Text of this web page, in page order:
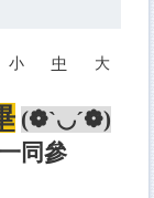
小 中 大
(❁´◡`❁)
彰化高中高三音樂班將舉辦
同參